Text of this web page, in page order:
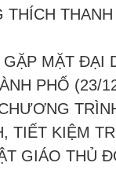
MẶT ĐẠI
PHỐ (23/
TIẾT KIỆM
GIÁO THỦ